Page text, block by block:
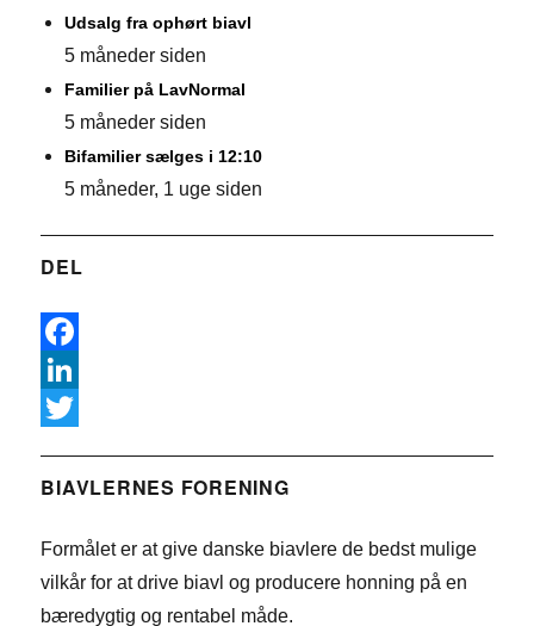
Udsalg fra ophørt biavl
5 måneder siden
Familier på LavNormal
5 måneder siden
Bifamilier sælges i 12:10
5 måneder, 1 uge siden
DEL
F
a
e
o
L
n
e
w
t
BIAVLERNES FORENING
Formålet er at give danske biavlere de bedst mulige
vilkår for at drive biavl og producere honning på en
bæredygtig og rentabel måde.